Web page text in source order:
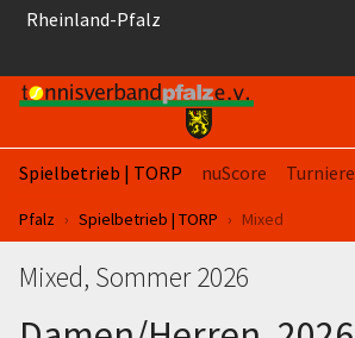
Springe zum Seiteninhalt
Rheinland-Pfalz
Spielbetrieb | TORP nuScore Turniere
Sie sind hier:
Pfalz Spielbetrieb | TORP Mixed
Mixed, Sommer 2026